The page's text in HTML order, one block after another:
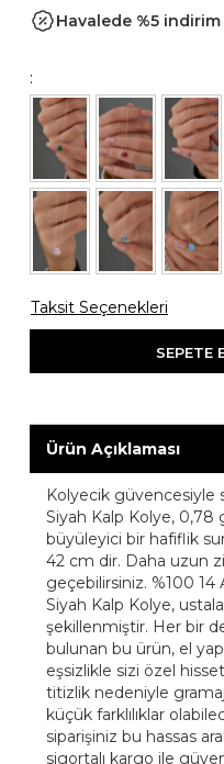
Havalede %5 indirim
:
Taksit Seçenekleri
SEPETE
Ürün Açıklaması
Kolyecik güvencesiyle
Siyah Kalp Kolye, 0,78
büyüleyici bir hafiflik
42 cm dir. Daha uzun
geçebilirsiniz. %100 14
Siyah Kalp Kolye,
şekillenmiştir. Her bir
bulunan bu ürün, el
eşsizlikle sizi özel
titizlik nedeniyle
küçük farklılıklar
siparişiniz bu hassas
sigortalı kargo ile